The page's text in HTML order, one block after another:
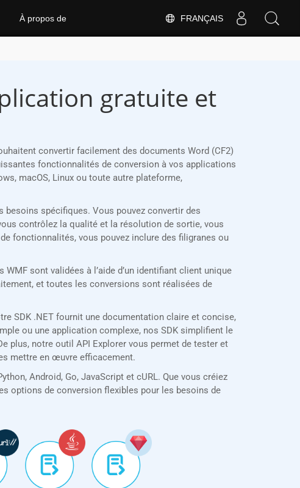
FRANÇAIS
À propos de
gratuite et
convertir facilement des documents Word (CF2)
fonctionnalités de conversion à vos applications
macOS, Linux ou toute autre plateforme,
besoins spécifiques. Vous pouvez convertir des
contrôlez la qualité et la résolution de sortie, vous
fonctionnalités, vous pouvez inclure des filigranes ou
sont validées à l’aide d’un identifiant client unique
et toutes les conversions sont réalisées de
SDK .NET fournit une documentation claire et concise,
ou une application complexe, nos SDK simplifient le
plus, notre outil API Explorer vous permet de tester et
mettre en œuvre efficacement.
Android, Go, JavaScript et cURL. Que vous créiez
options de conversion flexibles pour les besoins de